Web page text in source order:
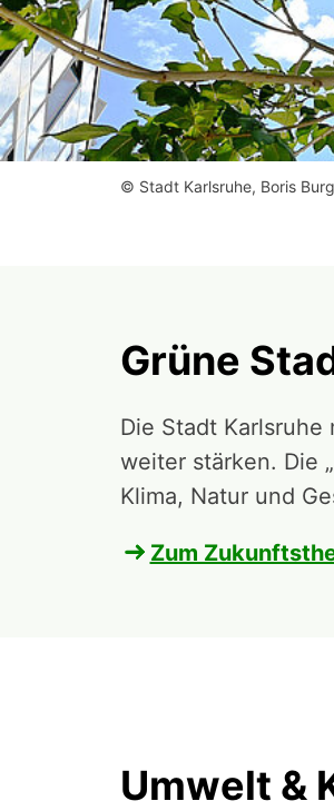
© Stadt Karlsruhe, Boris
Grüne
Die Stadt
weiter stärken. Die
Klima, Natur und
Zum
Umwelt &